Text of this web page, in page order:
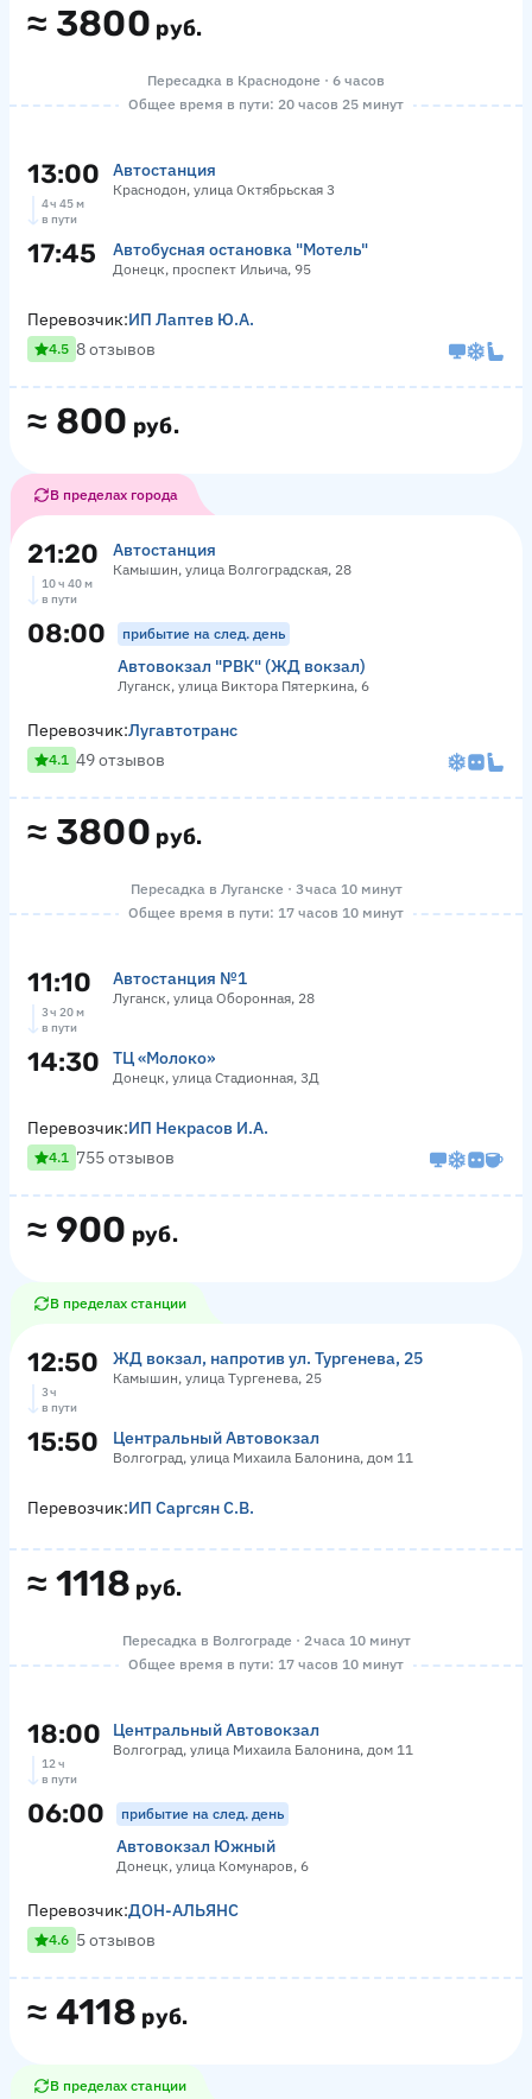
≈ 3800 руб.
Пересадка в Краснодоне · 6 часов
Общее время в пути: 20 часов 25 минут
13:00 Автостанция
Краснодон, улица Октябрьская 3
4 ч 45 м
в пути
17:45 Автобусная остановка "Мотель"
Донецк, проспект Ильича, 95
≈ 800 руб.
Перевозчик:ИП Лаптев Ю.А.
4.5 8 отзывов
В пределах города
21:20 Автостанция
Камышин, улица Волгоградская, 28
10 ч 40 м
в пути
08:00 прибытие на след. день
Автовокзал "РВК" (ЖД вокзал)
Луганск, улица Виктора Пятеркина, 6
≈ 3800 руб.
Перевозчик:Лугавтотранс
4.1 49 отзывов
Пересадка в Луганске · 3 часа 10 минут
Общее время в пути: 17 часов 10 минут
11:10 Автостанция №1
Луганск, улица Оборонная, 28
3 ч 20 м
в пути
14:30 ТЦ «Молоко»
Донецк, улица Стадионная, 3Д
≈ 900 руб.
Перевозчик:ИП Некрасов И.А.
4.1 755 отзывов
В пределах станции
12:50 ЖД вокзал, напротив ул. Тургенева, 25
Камышин, улица Тургенева, 25
3 ч
в пути
15:50 Центральный Автовокзал
Волгоград, улица Михаила Балонина, дом 11
≈ 1118 руб.
Перевозчик:ИП Саргсян С.В.
Пересадка в Волгограде · 2 часа 10 минут
Общее время в пути: 17 часов 10 минут
18:00 Центральный Автовокзал
Волгоград, улица Михаила Балонина, дом 11
12 ч
в пути
06:00 прибытие на след. день
Автовокзал Южный
Донецк, улица Комунаров, 6
≈ 4118 руб.
Перевозчик:ДОН-АЛЬЯНС
4.6 5 отзывов
В пределах станции